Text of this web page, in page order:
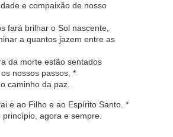
e compaixão de nosso
fará brilhar o Sol nascente,
a quantos jazem entre as
da morte estão sentados
nossos passos, *
caminho da paz.
e ao Filho e ao Espírito Santo. *
agora e sempre.